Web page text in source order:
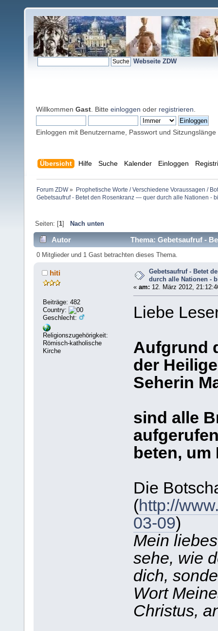
Webseite ZDW
Willkommen Gast . Bitte einloggen oder registrieren
Einloggen mit Benutzername, Passwort und Sitzungslänge
Übersicht Hilfe Suche Kalender Einloggen
Forum ZDW»
Prophetische Worte / Verschiedene Voraussagen /
Gebetsaufruf - Betet den Rosenkranz — quer durch alle Nationen -
Seiten: [1] Nach unten
Autor
Thema: Gebetsaufruf -
(Gelesen 6732 mal)
0 Mitglieder und 1 Gast betrachten dieses Thema.
hiti
Beiträge: 482
Country:
Geschlecht:
Religionszugehörigkeit:
Römisch-katholische
Kirche
Gebetsaufruf - Betet
durch alle Nationen -
« am: 12. März 2012,
Liebe
Aufgrund
der
Seherin
sind alle
beten,
Die
(http://
03-09)
Mein
sehe, wie
dich,
Wort
Christus,